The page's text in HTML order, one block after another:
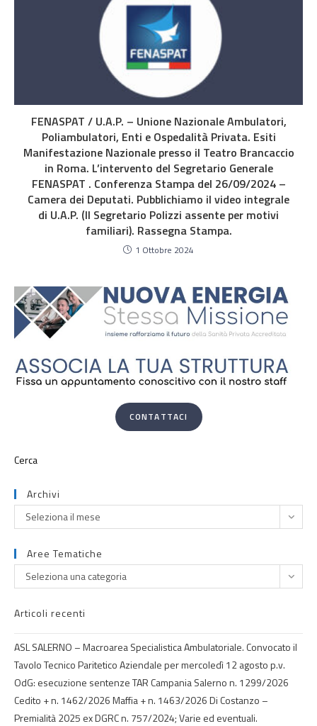
FENASPAT / U.A.P. – Unione Nazionale Ambulatori,
Poliambulatori, Enti e Ospedalità Privata. Esiti
Manifestazione Nazionale presso il Teatro Brancaccio
in Roma. L’intervento del Segretario Generale
FENASPAT . Conferenza Stampa del 26/09/2024 –
Camera dei Deputati. Pubblichiamo il video integrale
di U.A.P. (Il Segretario Polizzi assente per motivi
familiari). Rassegna Stampa.
1 Ottobre 2024
CONTATTACI
Archivi
Seleziona il mese
Aree Tematiche
Seleziona una categoria
Articoli recenti
ASL SALERNO – Macroarea Specialistica Ambulatoriale. Convocato il
Tavolo Tecnico Paritetico Aziendale per mercoledì 12 agosto p.v.
OdG: esecuzione sentenze TAR Campania Salerno n. 1299/2026
Cedito + n. 1462/2026 Maffia + n. 1463/2026 Di Costanzo –
Premialità 2025 ex DGRC n. 757/2024; Varie ed eventuali.